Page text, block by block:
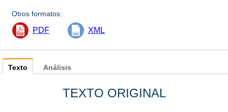
Otros formatos:
PDF XML
Texto
TEXTO ORIGINAL
Análisis